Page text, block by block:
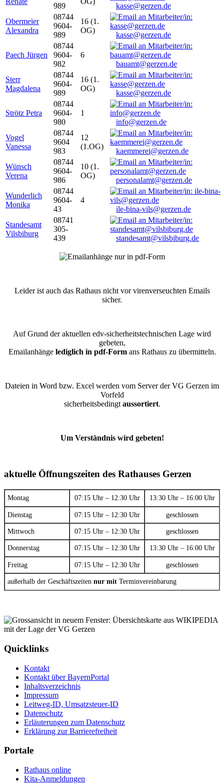
989
kasse@gerzen.de
Obermeier
Alexandra
08744
9604-
989
16 (1.
OG)
kasse@gerzen.de
Paech Jürgen
08744
9604-
982
6
bauamt@gerzen.de
Sterr
Magdalena
08744
9604-
989
16 (1.
OG)
kasse@gerzen.de
Strötz Petra
08744
9604-
980
1
info@gerzen.de
Vogel
Vanessa
08744
9604
983
12
(1.OG)
kaemmerei@gerzen.de
Wünsch
Verena
08744
9604-
986
10 (1.
OG)
personalamt@gerzen.de
Wunderlich
Monika
08744
9604-
43
4
ile-bina-vils@gerzen.de
Standesamt
Vilsbiburg
08741
305-
439
standesamt@vilsbiburg.de
Leider ist auch das Rathaus nicht vor virenverseuchten Emails
sicher.
Auf Grund der aktuellen edv-sicherheitstechnischen Lage wird
gebeten,
Emailanhänge lediglich in pdf-Formans Rathaus zu übermitteln.
Dateien in Word bzw. Excel werden vom Server der VG Gerzen im
Vorfeld
sicherheitsbedingt aussortiert.
Um Verständnis wird gebeten!
aktuelle Öffnungszeiten des Rathauses Gerzen
Montag 07:15 Uhr – 12:30 Uhr 13:30 Uhr – 16:00 Uhr
Dienstag 07:15 Uhr – 12:30 Uhr geschlossen
Mittwoch 07:15 Uhr – 12:30 Uhr geschlossen
Donnerstag 07:15 Uhr – 12:30 Uhr 13:30 Uhr – 16:00 Uhr
Freitag 07:15 Uhr – 12:30 Uhr geschlossen
außerhalb der Geschäftszeiten nur mit Terminvereinbarung
Quicklinks
Kontakt
Kontakt über BayernPortal
Inhaltsverzeichnis
Impressum
Leitweg-ID, Umsatzsteuer-ID
Datenschutz
Erläuterungen zum Datenschutz
Erklärung zur Barrierefreiheit
Portale
Rathaus online
Kita-Anmeldungen